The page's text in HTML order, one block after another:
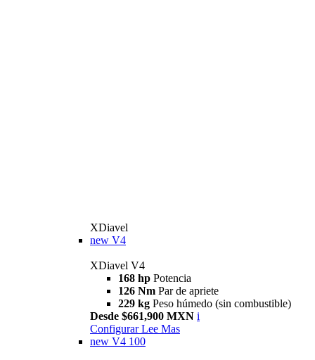
XDiavel
new V4
XDiavel V4
168 hp Potencia
126 Nm Par de apriete
229 kg Peso húmedo (sin combustible)
Desde $661,900 MXN i
Configurar Lee Mas
new V4 100